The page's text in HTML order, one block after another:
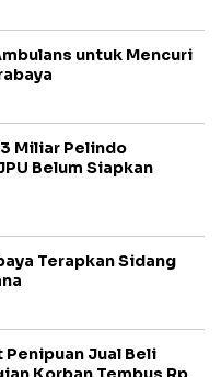
untuk Mencuri
Miliar Pelindo
Belum Siapkan
Terapkan Sidang
Jual Beli